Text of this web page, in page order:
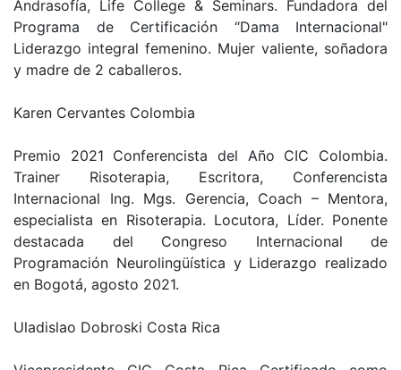
Andrasofía, Life College & Seminars. Fundadora del
Programa de Certificación “Dama Internacional"
Liderazgo integral femenino. Mujer valiente, soñadora
y madre de 2 caballeros.
Karen Cervantes Colombia
Premio 2021 Conferencista del Año CIC Colombia.
Trainer Risoterapia, Escritora, Conferencista
Internacional Ing. Mgs. Gerencia, Coach – Mentora,
especialista en Risoterapia. Locutora, Líder. Ponente
destacada del Congreso Internacional de
Programación Neurolingüística y Liderazgo realizado
en Bogotá, agosto 2021.
Uladislao Dobroski Costa Rica